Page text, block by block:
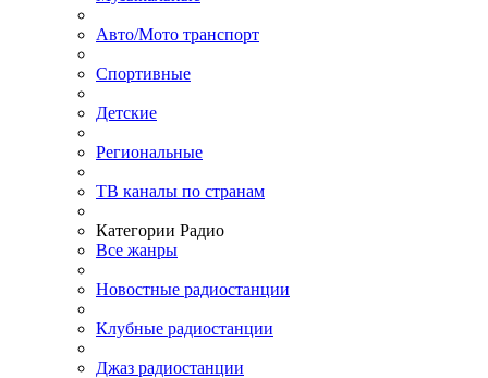
Авто/Мото транспорт
Спортивные
Детские
Региональные
ТВ каналы по странам
Категории Радио
Все жанры
Новостные радиостанции
Клубные радиостанции
Джаз радиостанции